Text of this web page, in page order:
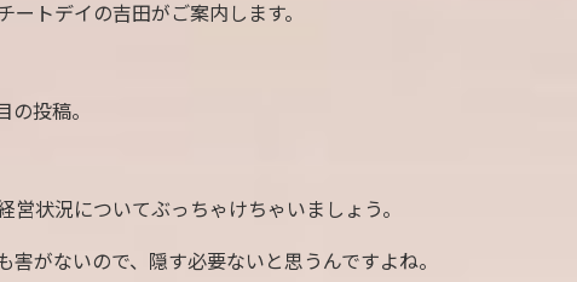
ートデイの吉田がご案内します。
投稿。
営状況についてぶっちゃけちゃいましょう。
害がないので、隠す必要ないと思うんですよね。